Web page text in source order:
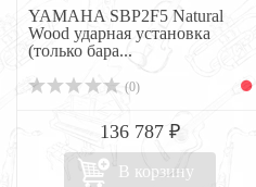
YAMAHA SBP2F5 Natural
Wood ударная установка
(только бара...
(0)
136 787 ₽
В корзину